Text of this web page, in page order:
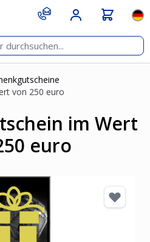
von 250 euro
im Wert
euro